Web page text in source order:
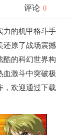
评论 0
力的机甲格斗手
还原了战场震撼
酷的科幻世界构
血激斗中突破极
，欢迎通过下载